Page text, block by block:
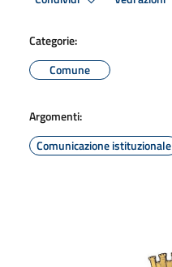
Categorie:
Comune
Argomenti:
Comunicazione istituzionale